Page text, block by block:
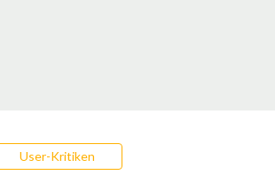
User-Kritiken